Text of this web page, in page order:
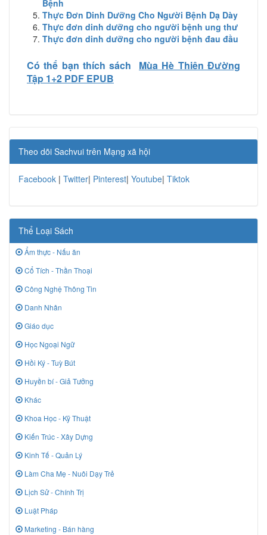
Bệnh
Thực Đơn Dinh Dưỡng Cho Người Bệnh Dạ Dày
Thực đơn dinh dưỡng cho người bệnh ung thư
Thực đơn dinh dưỡng cho người bệnh đau đầu
Có thể bạn thích sách
Mùa Hè Thiên Đường
Tập 1+2 PDF EPUB
Theo dõi Sachvui trên Mạng xã hội
Facebook | Twitter| Pinterest| Youtube| Tiktok
Thể Loại Sách
Ẩm thực - Nấu ăn
Cổ Tích - Thần Thoại
Công Nghệ Thông Tin
Danh Nhân
Giáo dục
Học Ngoại Ngữ
Hồi Ký - Tuỳ Bút
Huyền bí - Giả Tưởng
Khác
Khoa Học - Kỹ Thuật
Kiến Trúc - Xây Dựng
Kinh Tế - Quản Lý
Làm Cha Mẹ - Nuôi Dạy Trẻ
Lịch Sử - Chính Trị
Luật Pháp
Marketing - Bán hàng